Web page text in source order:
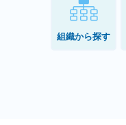
組織から探す